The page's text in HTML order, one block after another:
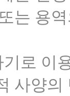
는 용
로 이
사양